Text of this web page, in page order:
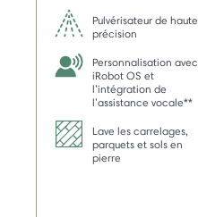
Pulvérisateur de haute
précision
Personnalisation avec
iRobot OS et
l’intégration de
l’assistance vocale**
Lave les carrelages,
parquets et sols en
pierre